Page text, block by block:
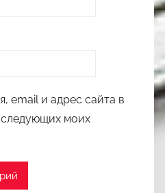
email и адрес сайта в
моих